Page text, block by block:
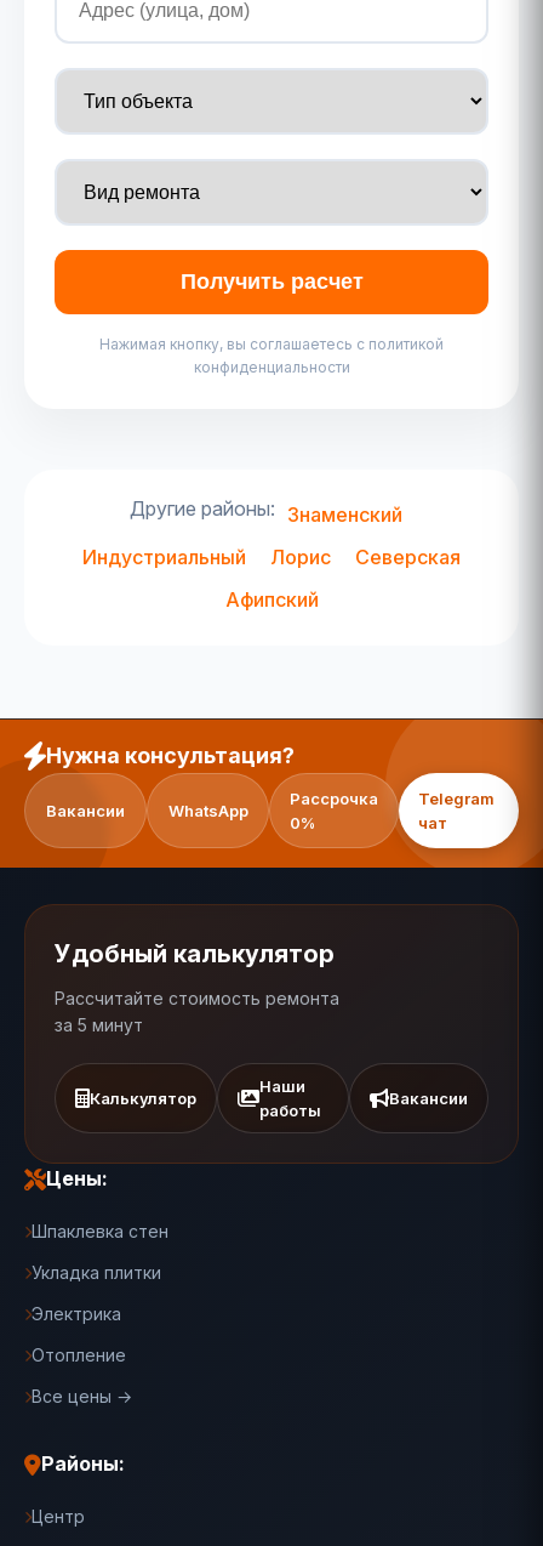
Получить расчет
Нажимая кнопку, вы соглашаетесь с политикой
конфиденциальности
Другие районы: Знаменский
Индустриальный
Лорис
Северская
Афипский
Нужна консультация?
Вакансии WhatsApp
Рассрочка
0%
Telegram
чат
Удобный калькулятор
Рассчитайте стоимость ремонта
за 5 минут
Калькулятор
Наши
работы
Вакансии
Цены:
Шпаклевка стен
Укладка плитки
Электрика
Отопление
Все цены →
Районы:
Центр